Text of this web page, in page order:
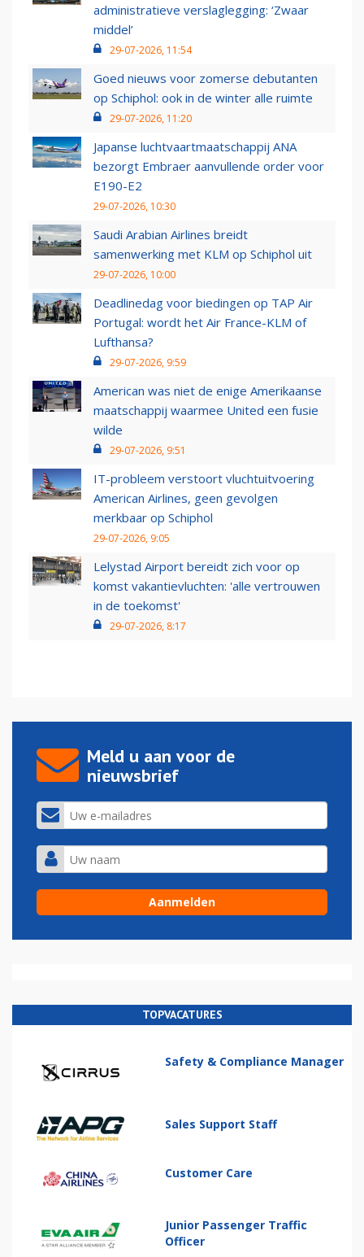
administratieve verslaglegging: ‘Zwaar
middel’
29-07-2026, 11:54
Goed nieuws voor zomerse debutanten
op Schiphol: ook in de winter alle ruimte
29-07-2026, 11:20
Japanse luchtvaartmaatschappij ANA
bezorgt Embraer aanvullende order voor
E190-E2
29-07-2026, 10:30
Saudi Arabian Airlines breidt
samenwerking met KLM op Schiphol uit
29-07-2026, 10:00
Deadlinedag voor biedingen op TAP Air
Portugal: wordt het Air France-KLM of
Lufthansa?
29-07-2026, 9:59
American was niet de enige Amerikaanse
maatschappij waarmee United een fusie
wilde
29-07-2026, 9:51
IT-probleem verstoort vluchtuitvoering
American Airlines, geen gevolgen
merkbaar op Schiphol
29-07-2026, 9:05
Lelystad Airport bereidt zich voor op
komst vakantievluchten: 'alle vertrouwen
in de toekomst'
29-07-2026, 8:17
Meld u aan voor de
nieuwsbrief
TOPVACATURES
Safety & Compliance Manager
Sales Support Staff
Customer Care
Junior Passenger Traffic
Officer